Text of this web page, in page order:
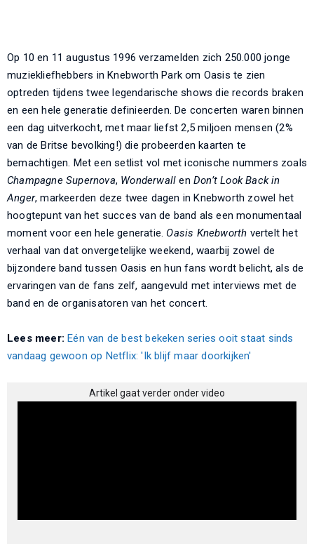
Op 10 en 11 augustus 1996 verzamelden zich 250.000 jonge
muziekliefhebbers in Knebworth Park om Oasis te zien
optreden tijdens twee legendarische shows die records braken
en een hele generatie definieerden. De concerten waren binnen
een dag uitverkocht, met maar liefst 2,5 miljoen mensen (2%
van de Britse bevolking!) die probeerden kaarten te
bemachtigen. Met een setlist vol met iconische nummers zoals
Champagne Supernova, Wonderwall enDon’t Look Back in
Anger, markeerden deze twee dagen in Knebworth zowel het
hoogtepunt van het succes van de band als een monumentaal
moment voor een hele generatie. Oasis Knebworth vertelt het
verhaal van dat onvergetelijke weekend, waarbij zowel de
bijzondere band tussen Oasis en hun fans wordt belicht, als de
ervaringen van de fans zelf, aangevuld met interviews met de
band en de organisatoren van het concert.
Lees meer: Eén van de best bekeken series ooit staat sinds
vandaag gewoon op Netflix: 'Ik blijf maar doorkijken'
Artikel gaat verder onder video